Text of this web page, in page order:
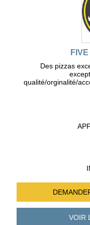
Des pizzas
qualité/orginalité/
VOIR